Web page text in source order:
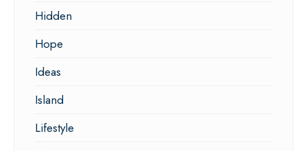
Hidden
Hope
Ideas
Island
Lifestyle